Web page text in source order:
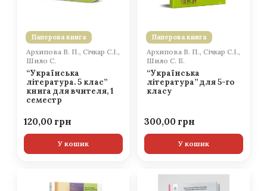
Паперова книга
Архипова В. П., Січкар С.І.,
Шило С.
“Українська
література. 5 клас”
книга для вчителя, 1
семестр
120,00
У кошик
Паперова книга
Архипова В. П., Січкар С.І.,
Шило С. Б.
“Українська
література” для 5-го
класу
300,00
У кошик